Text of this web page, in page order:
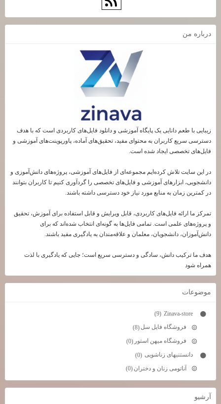
درباره من
زیبایی با طعم دانایی یک پایگاه آموزشی و دانلود فایل‌های کاربردی است که با هدف
دسترسی سریع کاربران به محتوای مفید، تحقیق‌های آماده، پاورپوینت‌های آموزشی و
فایل‌های تخصصی ایجاد شده است.
در این سایت تلاش کرده‌ایم مجموعه‌ای از فایل‌های آموزشی، پروژه‌های دانش‌آموزی و
دانشجویی، ابزارهای آموزشی و فایل‌های تخصصی را گردآوری کنیم تا کاربران بتوانند
در کمترین زمان به منابع مورد نیاز خود دسترسی داشته باشند.
تمرکز ما ارائه فایل‌های کاربردی، قابل ویرایش و قابل استفاده برای آموزش، تحقیق
و پروژه‌های علمی است. تمامی فایل‌ها به گونه‌ای انتخاب شده‌اند که برای
دانش‌آموزان، دانشجویان، معلمان و علاقه‌مندان به یادگیری مفید باشند.
هدف ما ترکیب دانش، سادگی و دسترسی سریع است؛ جایی که یادگیری با لذت
همراه شود
موضوعات
(9)
فروشگاه فایل سل (8)
فروشگاه میهن استور (0)
دانستنیهای زناشویی (0)
آناتومی زنان و دختران (0)
آرشيو